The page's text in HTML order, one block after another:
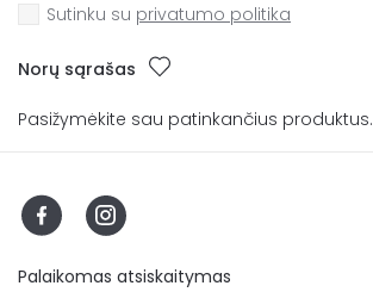
Sutinku su privatumo politika
Norų sąrašas
Pasižymėkite sau patinkančius produktus.
Palaikomas atsiskaitymas